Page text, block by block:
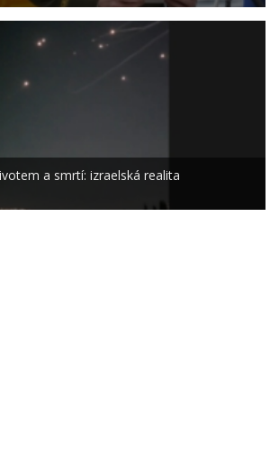
a smrtí: izraelská realita